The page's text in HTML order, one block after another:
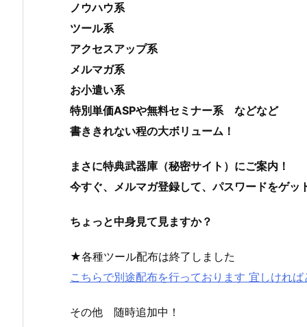
ノウハウ系
ツール系
アクセスアップ系
メルマガ系
お小遣い系
特別単価ASPや無料セミナー系 などなど
書ききれない程の大ボリューム！
まさに特典武器庫（秘密サイト）にご案内！
今すぐ、メルマガ登録して、パスワードをゲッ
ちょっと中身見て見ますか？
★各種ツール配布は終了しました
こちらで別途配布を行っております 宜しければ
その他 随時追加中！